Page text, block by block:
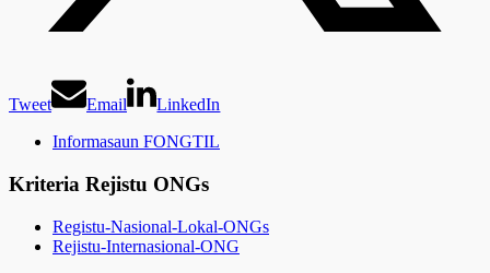
Tweet Email
LinkedIn
Informasaun FONGTIL
Kriteria Rejistu ONGs
Registu-Nasional-Lokal-ONGs
Rejistu-Internasional-ONG